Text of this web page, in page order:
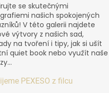
se skutečnými
našich spokojených
V této galerii najdete
výtvory z našich sad,
na tvoření i tipy, jak si ušít
quiet book nebo využít naše
PEXESO z filcu